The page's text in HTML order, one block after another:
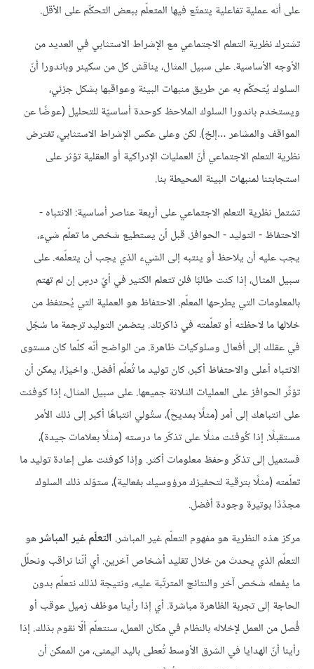
على أنه عملية تفاعلية يتمتّع فيها المتعلّم ببعض التحكّم على الأقل.
تشترك نظرية التعلم الاجتماعي مع الإشراط الاستثابي في العديد من
الأوجه الأساسية. على سبيل المثال، يناقش كل من سكينر وباندورا أنّ
السلوك يُتحكّم به عن طريق منبهات البيئة وعواقبها بشكل جزئي،
ويستخدم باندورا السلوك الملاحظ كوحدة أساسيّة للتحليل (عوضًا عن
المواقف والمشاعر …إلخ). لكن وعلى عكس الإشراط الاستثابي، تفترض
نظرية التعلم الاجتماعي أنّ العمليات الإدراكية أو العقلية تؤثر على
استجابتنا لمنبهات البيئة المحيطة بنا.
تشتمل نظرية التعلم الاجتماعي على أربعة عناصر أساسية: الانتباه -
الاحتفاظ - التوليد - الحوافز. قبل أن يستطيع شخص ما تعلّم شيء،
يجب عليه أن يلاحظ أو ينتبه إلى الشيء الذي يجب أن يتعلّمه. على
سبيل المثال، إذا كنت طالبًا فلن تتعلم الكثير في أيّ درسٍ إن لم تهتم
بالمعلومات التي يطرحها المعلّم. الاحتفاظ هو العملية التي يُحتفظ من
خلالها ما لاحظته أو تعلّمته في ذاكرتك. يتضمن التوليد ترجمة ما سُجّل
في عقلك إلى أفعال وسلوكيات ظاهرة. من الواضح أنّه كلّما كان مستوى
الانتباه أعلى والاحتفاظ أكبر، كان توليد ما تُعلّم أفضل. واخيرًا، يمكن أن
تؤثّر الحوافز على العمليات الثلاثة جميعها. على سبيل المثال، إذا كوفئت
على انتباهك إلى أمر (مثلًا بمديح)، ستُولي انتباهًا أكبر إلى ذلك الأمر
مستقبلًا. إذا كُوفئت مثلًا على تذكّر ما درسته (مثلًا بعلامات جيدة)،
فستميل إلى تذكّر وحفظ معلومات أكثر. وإذا كوفئت على إعادة توليد ما
تعلّمته (مثلًا بترقية لتحفيزك مرؤوسيك بفعالية)، ستوّلد ذلك السلوك
مجدًدًا بوتيرة وجودة أفضل.
مركز هذه النظرية هو مفهوم التعلّم غير المباشر. التعلّم غير المباشرهو
التعلّم الذي يحدث من خلال تقليد أشخاص آخرين. أي أنّنا نراقب ونحلّل
ما يفعله شخص آخر والنتائج المترتّبة عليه، ونتيجة لذلك نتعلّم بدون
الحاجة إلى تجربة الظاهرة مباشرة. أي إذا رأينا موظف زميل عوقب أو
فُصل من العمل لإخلاله بالنظام في مكان العمل، سنتعلّم ألّا نقوم بذلك. إذا
رأينا أنّ الهدايا في الشرق الأوسط تُعطى باليد اليمنى، من الممكن أن